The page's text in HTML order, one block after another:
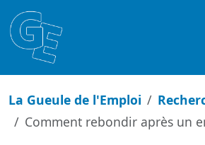
La Gueule de l'Emploi
Comment rebondir après un